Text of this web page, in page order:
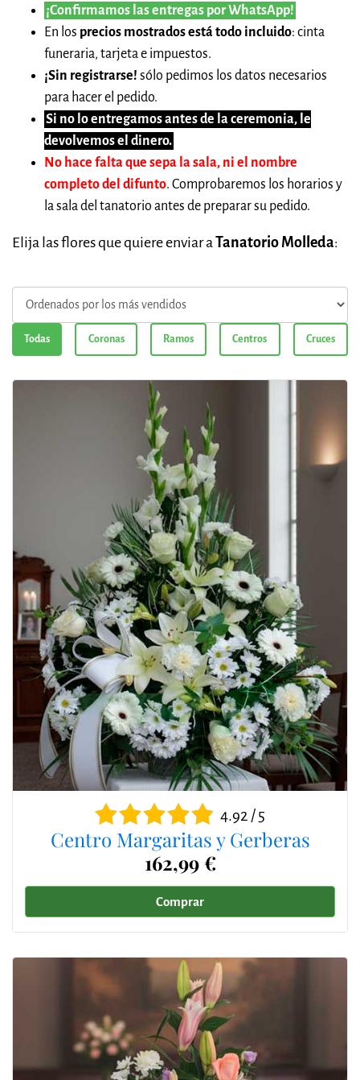
¡Confirmamos las entregas por WhatsApp!
En los precios mostrados está todo incluido: cinta
funeraria, tarjeta e impuestos.
¡Sin registrarse! sólo pedimos los datos necesarios
para hacer el pedido.
Si no lo entregamos antes de la ceremonia, le
devolvemos el dinero.
No hace falta que sepa la sala, ni el nombre
completo del difunto. Comprobaremos los horarios y
la sala del tanatorio antes de preparar su pedido.
Elija las flores que quiere enviar aTanatorio Molleda:
Todas Coronas Ramos Centros Cruces
4.92 / 5
Centro Margaritas y Gerberas
162,99 €
Comprar